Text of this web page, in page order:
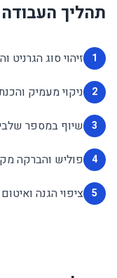
תהליך
1 זיהוי סוג הגרניט
2 ניקוי מעמיק
3 שיוף במספר
4 פוליש והברקה
5 ציפוי הגנה ואיטום